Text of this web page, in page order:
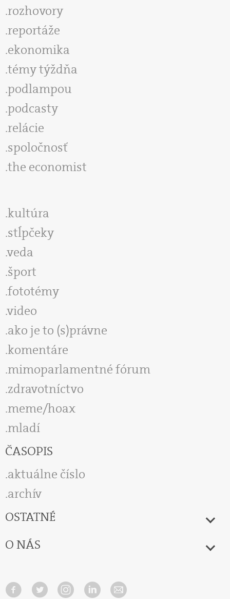
rozhovory
reportáže
ekonomika
témy týždňa
podlampou
podcasty
relácie
spoločnosť
the economist
kultúra
stĺpčeky
veda
šport
fototémy
video
ako je to (s)právne
komentáre
mimoparlamentné fórum
zdravotníctvo
meme/hoax
mladí
ČASOPIS
aktuálne číslo
archív
OSTATNÉ
O NÁS